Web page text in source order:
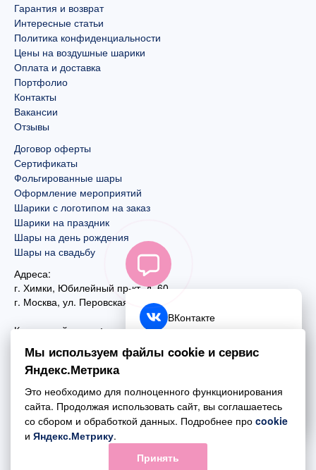
Гарантия и возврат
Интересные статьи
Политика конфиденциальности
Цены на воздушные шарики
Оплата и доставка
Портфолио
Контакты
Вакансии
Отзывы
Договор оферты
Сертификаты
Фольгированные шары
Оформление мероприятий
Шарики с логотипом на заказ
Шарики на праздник
Шары на день рождения
Шары на свадьбу
Адреса:
г. Химки, Юбилейный пр-кт, д. 60
г. Москва, ул. Перовская, д. 59
Контактный номер:
+7 (495) 970-44-75
Почта:
mail@esta-fiesta.ru
Режим работы интернет-магазина:
ПН-ВС с 09:00 до 21:00
ВКонтакте
Telegram
Обратный звонок
Мы используем файлы cookie и сервис
Яндекс.Метрика
Это необходимо для полноценного функционирования
сайта. Продолжая использовать сайт, вы соглашаетесь
со сбором и обработкой данных. Подробнее про cookie
и Яндекс.Метрику.
Принять